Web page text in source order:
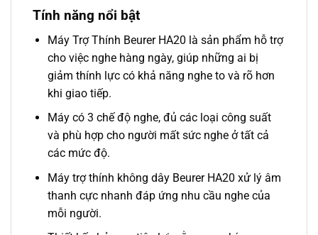
Tính năng nổi bật
Máy Trợ Thính Beurer HA20 là sản phẩm hỗ trợ
cho việc nghe hàng ngày, giúp những ai bị
giảm thính lực có khả năng nghe to và rõ hơn
khi giao tiếp.
Máy có 3 chế độ nghe, đủ các loại công suất
và phù hợp cho người mất sức nghe ở tất cả
các mức độ.
Máy trợ thính không dây Beurer HA20 xử lý âm
thanh cực nhanh đáp ứng nhu cầu nghe của
mỗi người.